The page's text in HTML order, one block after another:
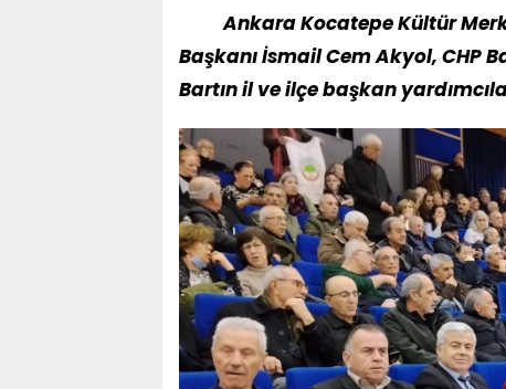
Ankara Kocatepe Kültür
Başkanı İsmail Cem Akyol, CHP
Bartın il ve ilçe başkan